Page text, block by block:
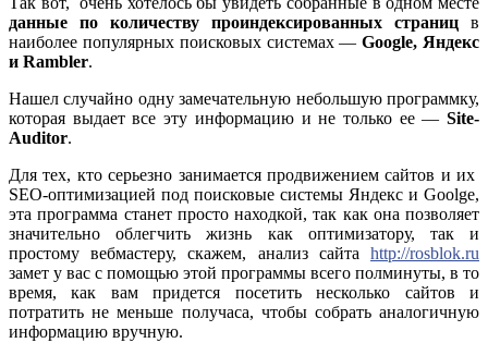
данные по количеству проиндексированных страниц в
наиболее популярных поисковых системах —Google, Яндекс
и Rambler.
Нашел случайно одну замечательную небольшую программку,
которая выдает все эту информацию и не только ее — Site-
Auditor.
Для тех, кто серьезно занимается продвижением сайтов и их
SEO-оптимизацией под поисковые системы Яндекс и Goolge,
эта программа станет просто находкой, так как она позволяет
значительно облегчить жизнь как оптимизатору, так и
простому вебмастеру, скажем, анализ сайта http://rosblok.ru
замет у вас с помощью этой программы всего полминуты, в то
время, как вам придется посетить несколько сайтов и
потратить не меньше получаса, чтобы собрать аналогичную
информацию вручную.